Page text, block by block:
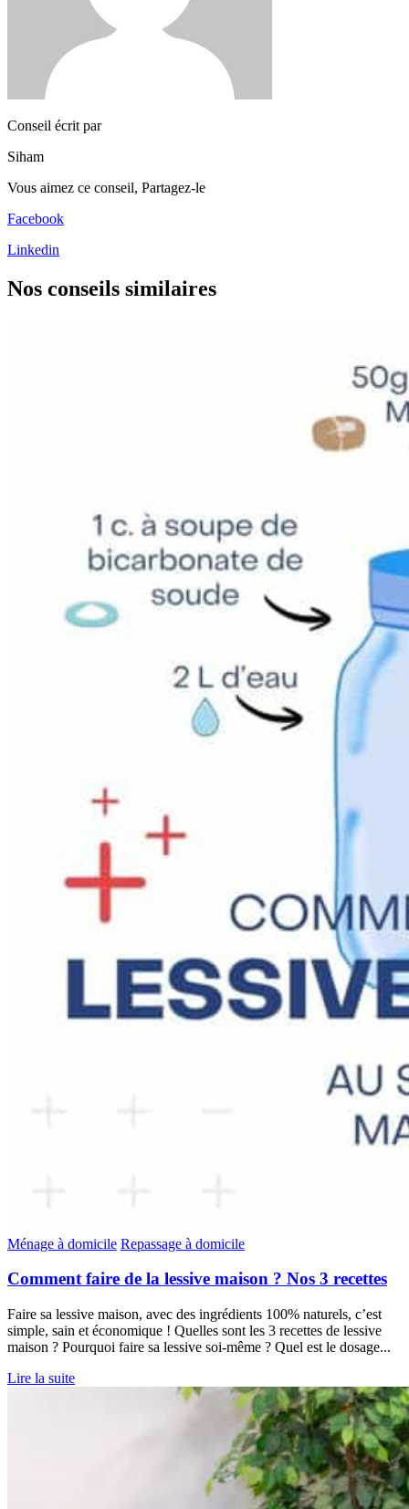
Conseil écrit par
Siham
Vous aimez ce conseil, Partagez-le
Facebook
Linkedin
Nos conseils similaires
Ménage à domicile Repassage à domicile
Comment faire de la lessive maison ? Nos 3 recettes
Faire sa lessive maison, avec des ingrédients 100% naturels, c’est
simple, sain et économique ! Quelles sont les 3 recettes de lessive
maison ? Pourquoi faire sa lessive soi-même ? Quel est le dosage...
Lire la suite